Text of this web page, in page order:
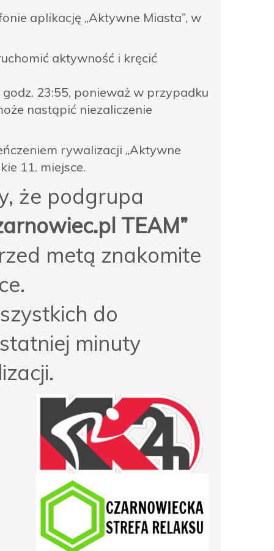
aplikację „Aktywne Miasta”, w
aktywność i kręcić
23:55, ponieważ w przypadku
nastąpić niezaliczenie
rywalizacji „Aktywne
11. miejsce.
że podgrupa
TEAM”
metą znakomite
do
minuty